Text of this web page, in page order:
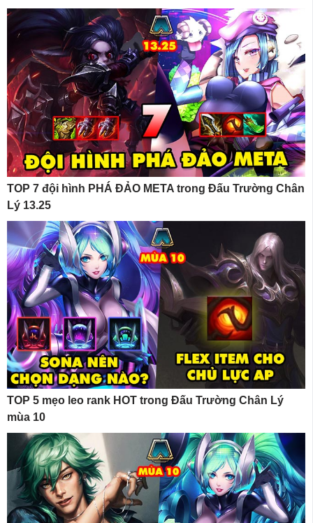
TOP 7 đội hình PHÁ ĐẢO META trong Đấu Trường Chân
Lý 13.25
TOP 5 mẹo leo rank HOT trong Đấu Trường Chân Lý
mùa 10